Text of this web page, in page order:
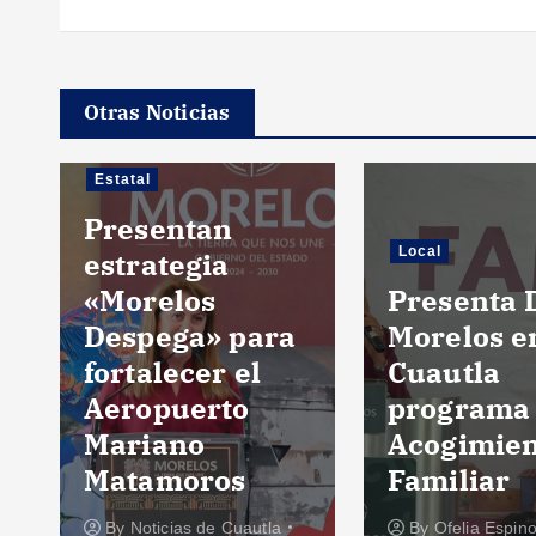
Otras Noticias
Estatal
Presentan
estrategia
«Morelos
Despega» para
fortalecer el
Aeropuerto
Mariano
Matamoros
By Noticias de Cuautla
Local
Presenta
Morelos
Cuautla
programa
Familiar
By Ofelia